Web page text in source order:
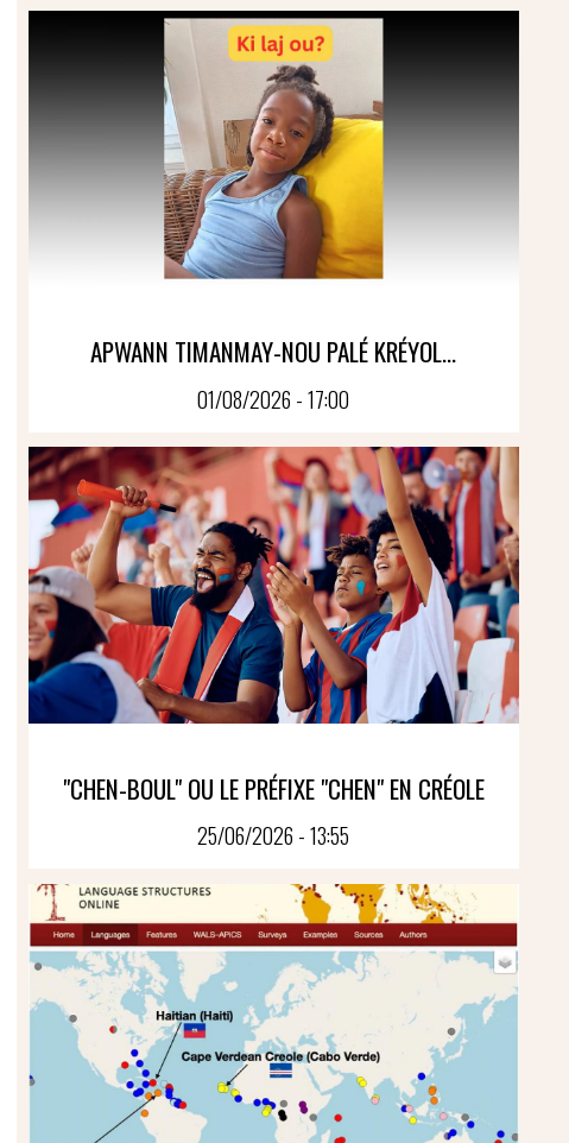
APWANN TIMANMAY-NOU PALÉ KRÉYOL...
01/08/2026 - 17:00
"CHEN-BOUL" OU LE PRÉFIXE "CHEN" EN CRÉOLE
25/06/2026 - 13:55